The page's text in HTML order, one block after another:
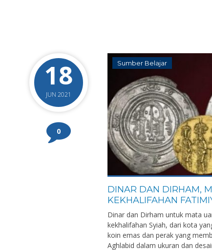
18
JUN 2021
0
Sumber Belajar
DINAR DAN DIRHAM,
KEKHALIFAHAN
Dinar dan Dirham untuk mata
kekhalifahan Syiah, dari kota
koin emas dan perak yang
Aghlabid dalam ukuran dan